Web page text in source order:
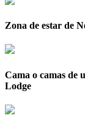
Zona de estar de
Cama o camas de
Lodge